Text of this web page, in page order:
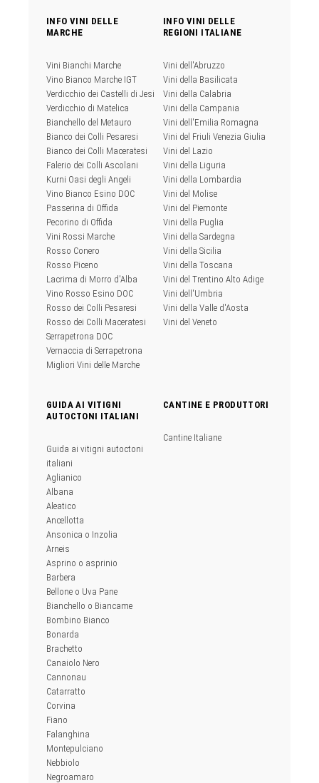
INFO VINI DELLE
MARCHE
Vini Bianchi Marche
Vino Bianco Marche IGT
Verdicchio dei Castelli di Jesi
Verdicchio di Matelica
Bianchello del Metauro
Bianco dei Colli Pesaresi
Bianco dei Colli Maceratesi
Falerio dei Colli Ascolani
Kurni Oasi degli Angeli
Vino Bianco Esino DOC
Passerina di Offida
Pecorino di Offida
Vini Rossi Marche
Rosso Conero
Rosso Piceno
Lacrima di Morro d'Alba
Vino Rosso Esino DOC
Rosso dei Colli Pesaresi
Rosso dei Colli Maceratesi
Serrapetrona DOC
Vernaccia di Serrapetrona
Migliori Vini delle Marche
INFO VINI DELLE
REGIONI ITALIANE
Vini dell'Abruzzo
Vini della Basilicata
Vini della Calabria
Vini della Campania
Vini dell'Emilia Romagna
Vini del Friuli Venezia Giulia
Vini del Lazio
Vini della Liguria
Vini della Lombardia
Vini del Molise
Vini del Piemonte
Vini della Puglia
Vini della Sardegna
Vini della Sicilia
Vini della Toscana
Vini del Trentino Alto Adige
Vini dell'Umbria
Vini della Valle d'Aosta
Vini del Veneto
GUIDA AI VITIGNI
AUTOCTONI ITALIANI
Guida ai vitigni autoctoni
italiani
Aglianico
Albana
Aleatico
Ancellotta
Ansonica o Inzolia
Arneis
Asprino o asprinio
Barbera
Bellone o Uva Pane
Bianchello o Biancame
Bombino Bianco
Bonarda
Brachetto
Canaiolo Nero
Cannonau
Catarratto
Corvina
Fiano
Falanghina
Montepulciano
Nebbiolo
Negroamaro
CANTINE E PRODUTTORI
Cantine Italiane